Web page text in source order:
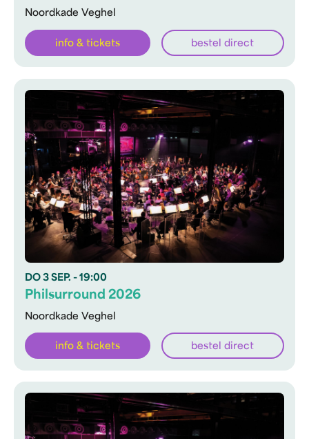
Noordkade Veghel
info & tickets bestel direct
DO 3 SEP. - 19:00
Noordkade Veghel
Philsurround 2026
info & tickets bestel direct